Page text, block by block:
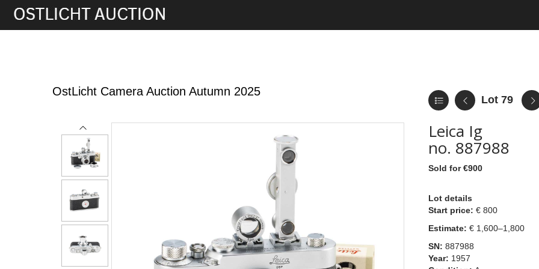
OstLicht Camera Auction Autumn 2025
Lot 79
Leica Ig
no. 887988
Sold for €900
Lot details
Start price: € 800
Estimate: € 1,600–1,800
SN: 887988
Year: 1957